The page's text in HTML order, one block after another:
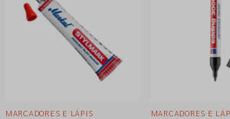
MARCADORES E LÁPIS MARCADORES E